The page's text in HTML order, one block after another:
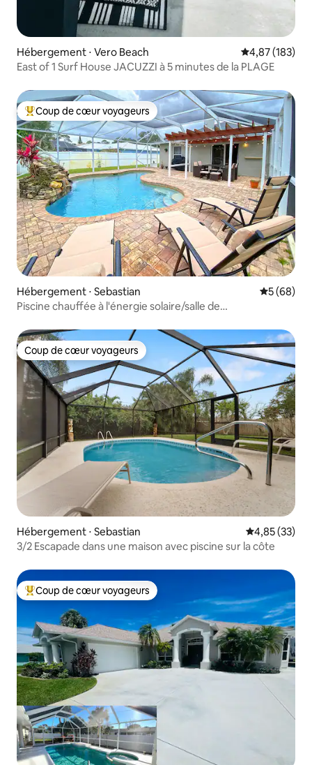
Hébergement ⋅ Vero Beach Évaluation
4,87 (183)
East of 1 Surf House JACUZZI à 5 minutes de la PLAGE
Coups de cœur voyageurs les plus appréciés
Coup de cœur voyageurs
Hébergement ⋅ Sebastian
5 (68)
Piscine chauffée à l'énergie solaire/salle de
Coup de cœur voyageurs
Coup de cœur voyageurs
Hébergement ⋅ Sebastian Évaluation
4,85 (33)
3/2 Escapade dans une maison avec piscine sur la côte
Coups de cœur voyageurs les plus appréciés
Coup de cœur voyageurs